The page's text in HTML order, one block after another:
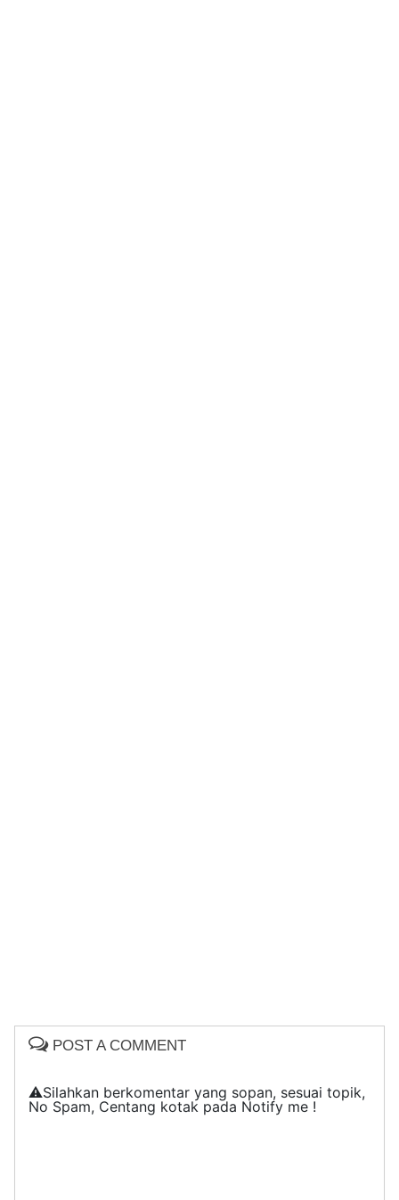
POST A COMMENT
⚠️Silahkan berkomentar yang sopan, sesuai topik,
No Spam, Centang kotak pada Notify me !